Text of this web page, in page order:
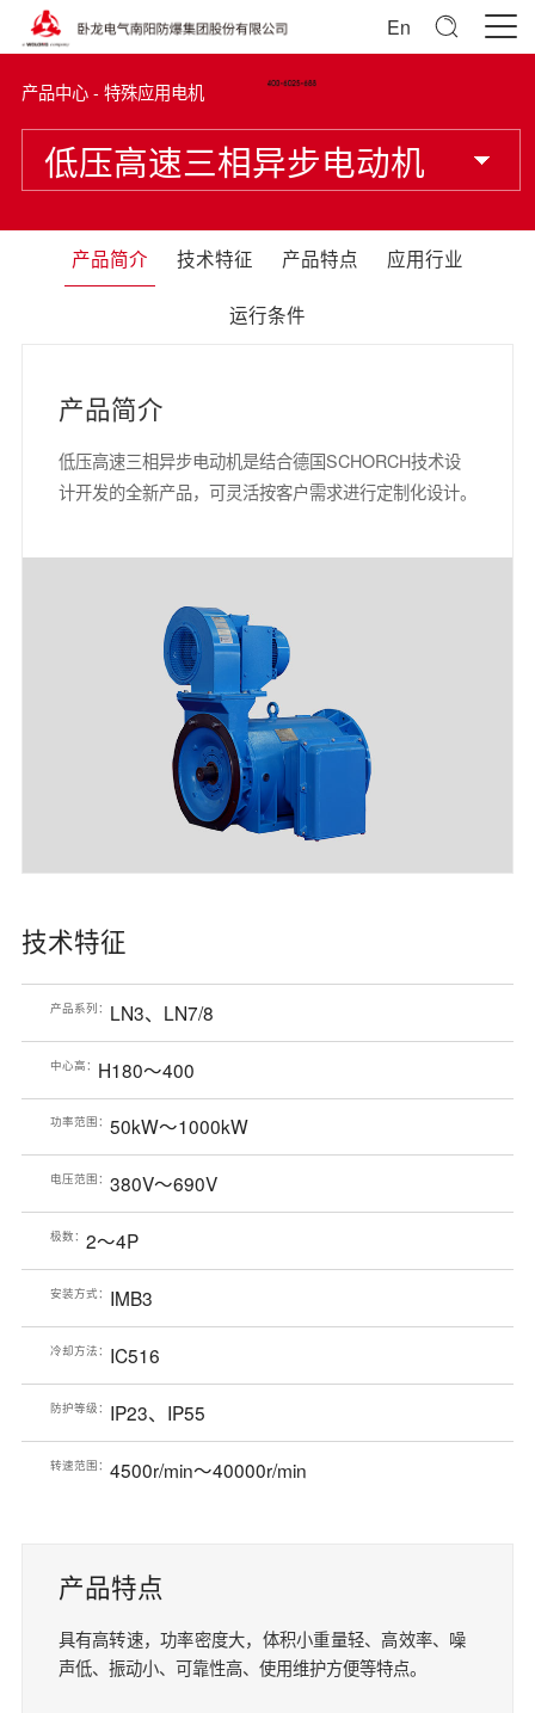
En
产品中心 - 特殊应用电机
低压高速三相异步电动机
产品简介 技术特征 产品特点 应用行业
运行条件
产品简介
低压高速三相异步电动机是结合德国SCHORCH技术设
计开发的全新产品，可灵活按客户需求进行定制化设计。
技术特征
产品系列： LN3、LN7/8
中心高： H180～400
功率范围： 50kW～1000kW
电压范围： 380V～690V
极数： 2～4P
安装方式： IMB3
冷却方法： IC516
防护等级： IP23、IP55
转速范围： 4500r/min～40000r/min
产品特点
具有高转速，功率密度大，体积小重量轻、高效率、噪
声低、振动小、可靠性高、使用维护方便等特点。